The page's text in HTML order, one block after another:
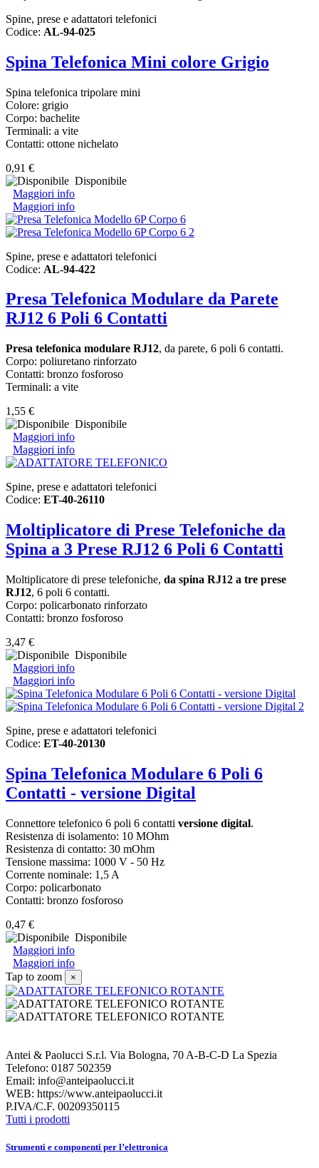
Spine, prese e adattatori telefonici
Codice: AL-94-025
Spina Telefonica Mini colore Grigio
Spina telefonica tripolare mini
Colore: grigio
Corpo: bachelite
Terminali: a vite
Contatti: ottone nichelato
0,91 €
Disponibile
Maggiori info
Maggiori info
Spine, prese e adattatori telefonici
Codice: AL-94-422
Presa Telefonica Modulare da Parete
RJ12 6 Poli 6 Contatti
Presa telefonica modulare RJ12, da parete, 6 poli 6 contatti.
Corpo: poliuretano rinforzato
Contatti: bronzo fosforoso
Terminali: a vite
1,55 €
Disponibile
Maggiori info
Maggiori info
Spine, prese e adattatori telefonici
Codice: ET-40-26110
Moltiplicatore di Prese Telefoniche da
Spina a 3 Prese RJ12 6 Poli 6 Contatti
Moltiplicatore di prese telefoniche, da spina RJ12 a tre prese
RJ12, 6 poli 6 contatti.
Corpo: policarbonato rinforzato
Contatti: bronzo fosforoso
3,47 €
Disponibile
Maggiori info
Maggiori info
Spine, prese e adattatori telefonici
Codice: ET-40-20130
Spina Telefonica Modulare 6 Poli 6
Contatti - versione Digital
Connettore telefonico 6 poli 6 contatti versione digital.
Resistenza di isolamento: 10 MOhm
Resistenza di contatto: 30 mOhm
Tensione massima: 1000 V - 50 Hz
Corrente nominale: 1,5 A
Corpo: policarbonato
Contatti: bronzo fosforoso
0,47 €
Disponibile
Maggiori info
Maggiori info
Tap to zoom
×
Antei & Paolucci S.r.l. Via Bologna, 70 A-B-C-D La Spezia
Telefono: 0187 502359
Email: info@anteipaolucci.it
WEB: https://www.anteipaolucci.it
P.IVA/C.F. 00209350115
Tutti i prodotti
Strumenti e componenti per l’elettronica